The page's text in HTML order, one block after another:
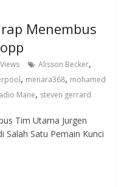
Menembus
Alisson Becker,
, menara368, mohamed
Mane, steven gerrard
Tim Utama Jurgen
Salah Satu Pemain Kunci